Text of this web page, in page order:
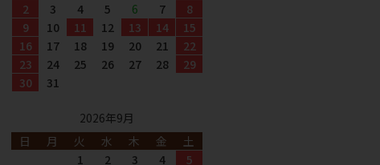
2
3 4 5 6 7
8
9
10 11 12 13 14
15
16
17 18 19 20 21
22
23
24 25 26 27 28
29
30
31
2026年9月
日
月 火 水 木 金
土
1
2 3 4 5